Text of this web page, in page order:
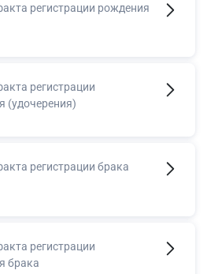
регистрации рождения
регистрации
(удочерения)
регистрации брака
регистрации
брака